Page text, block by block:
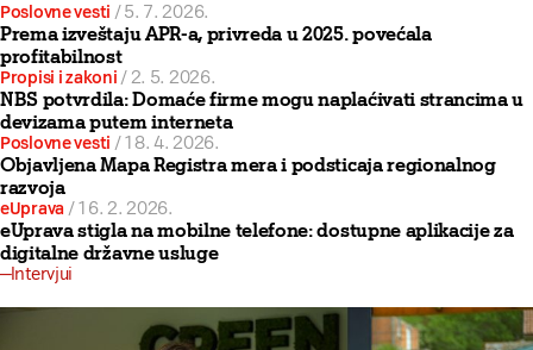
Poslovne vesti /5. 7. 2026.
Prema izveštaju APR-a, privreda u 2025. povećala
profitabilnost
Propisi i zakoni /2. 5. 2026.
NBS potvrdila: Domaće firme mogu naplaćivati strancima u
devizama putem interneta
Poslovne vesti /18. 4. 2026.
Objavljena Mapa Registra mera i podsticaja regionalnog
razvoja
eUprava /16. 2. 2026.
eUprava stigla na mobilne telefone: dostupne aplikacije za
digitalne državne usluge
Intervjui